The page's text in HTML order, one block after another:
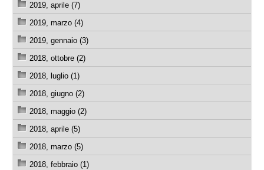
2019, aprile (7)
2019, marzo (4)
2019, gennaio (3)
2018, ottobre (2)
2018, luglio (1)
2018, giugno (2)
2018, maggio (2)
2018, aprile (5)
2018, marzo (5)
2018, febbraio (1)